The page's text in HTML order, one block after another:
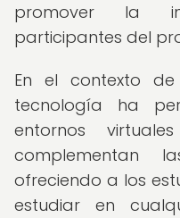
promover la
participantes del
En el contexto
tecnología ha
entornos
complementan
ofreciendo a los
estudiar en